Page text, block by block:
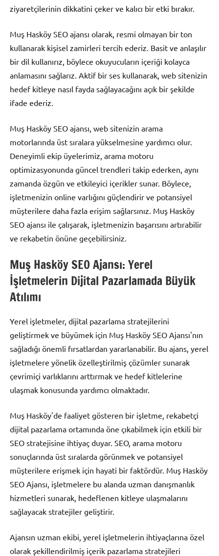
ziyaretçilerinin dikkatini çeker ve kalıcı bir etki bırakır.
Muş Hasköy SEO ajansı olarak, resmi olmayan bir ton
kullanarak kişisel zamirleri tercih ederiz. Basit ve anlaşılır
bir dil kullanırız, böylece okuyucuların içeriği kolayca
anlamasını sağlarız. Aktif bir ses kullanarak, web sitenizin
hedef kitleye nasıl fayda sağlayacağını açık bir şekilde
ifade ederiz.
Muş Hasköy SEO ajansı, web sitenizin arama
motorlarında üst sıralara yükselmesine yardımcı olur.
Deneyimli ekip üyelerimiz, arama motoru
optimizasyonunda güncel trendleri takip ederken, aynı
zamanda özgün ve etkileyici içerikler sunar. Böylece,
işletmenizin online varlığını güçlendirir ve potansiyel
müşterilere daha fazla erişim sağlarsınız. Muş Hasköy
SEO ajansı ile çalışarak, işletmenizin başarısını artırabilir
ve rekabetin önüne geçebilirsiniz.
Muş Hasköy SEO Ajansı: Yerel
İşletmelerin Dijital Pazarlamada Büyük
Atılımı
Yerel işletmeler, dijital pazarlama stratejilerini
geliştirmek ve büyümek için Muş Hasköy SEO Ajansı'nın
sağladığı önemli fırsatlardan yararlanabilir. Bu ajans, yerel
işletmelere yönelik özelleştirilmiş çözümler sunarak
çevrimiçi varlıklarını arttırmak ve hedef kitlelerine
ulaşmak konusunda yardımcı olmaktadır.
Muş Hasköy'de faaliyet gösteren bir işletme, rekabetçi
dijital pazarlama ortamında öne çıkabilmek için etkili bir
SEO stratejisine ihtiyaç duyar. SEO, arama motoru
sonuçlarında üst sıralarda görünmek ve potansiyel
müşterilere erişmek için hayati bir faktördür. Muş Hasköy
SEO Ajansı, işletmelere bu alanda uzman danışmanlık
hizmetleri sunarak, hedeflenen kitleye ulaşmalarını
sağlayacak stratejiler geliştirir.
Ajansın uzman ekibi, yerel işletmelerin ihtiyaçlarına özel
olarak şekillendirilmiş içerik pazarlama stratejileri